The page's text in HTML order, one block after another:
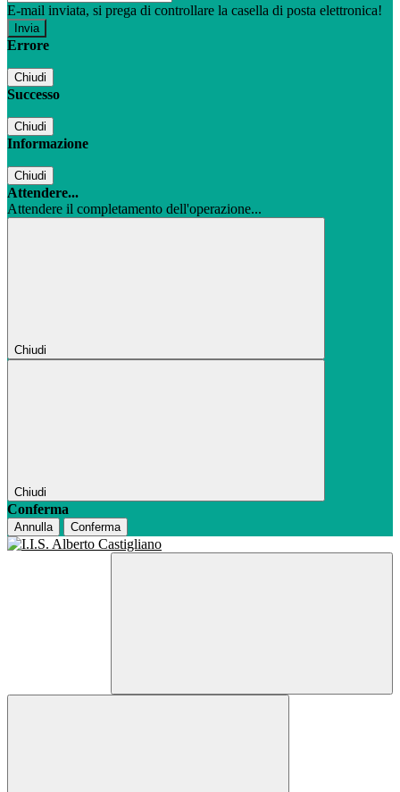
E-mail inviata, si prega di controllare la casella di posta elettronica!
Errore
Chiudi
Successo
Chiudi
Informazione
Chiudi
Attendere...
Attendere il completamento dell'operazione...
Chiudi
Chiudi
Conferma
Annulla Conferma